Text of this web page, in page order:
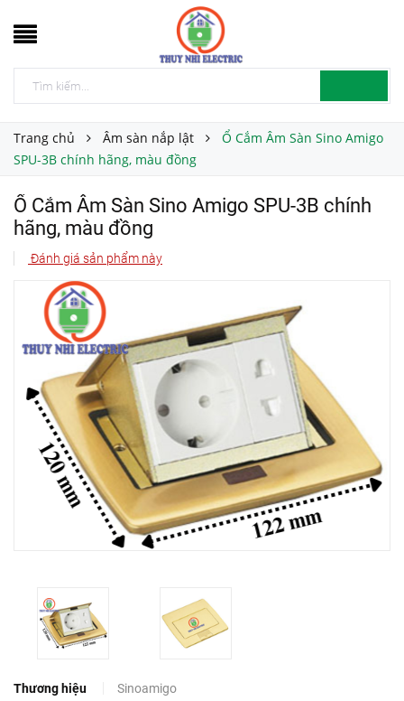
Trang chủ Âm sàn nắp lật
Ổ Cắm Âm Sàn Sino Amigo
SPU-3B chính hãng, màu đồng
Ổ Cắm Âm Sàn Sino Amigo SPU-3B chính
hãng, màu đồng
Đánh giá sản phẩm này
Thương hiệu
Sinoamigo